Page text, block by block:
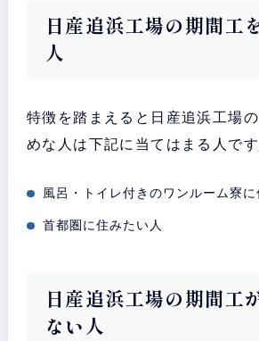
日産追浜工場の期間工
人
特徴を踏まえると日産追浜工場
めな人は下記に当てはまる人です
風呂・トイレ付きのワンルーム寮に
首都圏に住みたい人
日産追浜工場の期間工
ない人